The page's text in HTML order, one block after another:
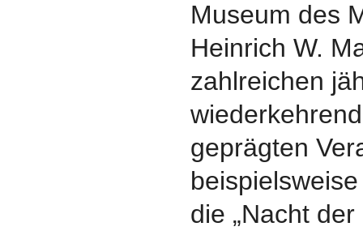
Museum des
Heinrich W.
zahlreichen
geprägten
die „Nacht